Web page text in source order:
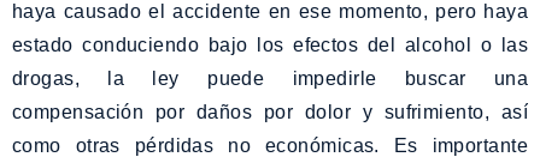
haya causado el accidente en ese momento, pero haya
estado conduciendo bajo los efectos del alcohol o las
drogas, la ley puede impedirle buscar una
compensación por daños por dolor y sufrimiento, así
como otras pérdidas no económicas. Es importante